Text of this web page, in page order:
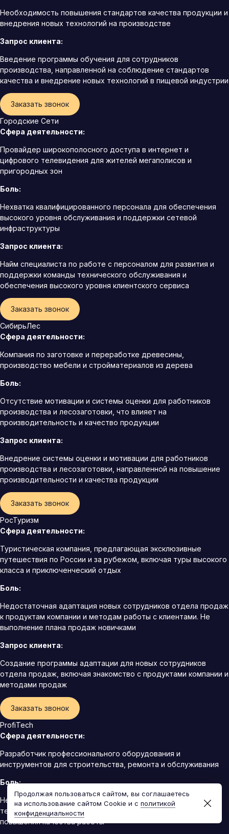
Необходимость повышения стандартов качества продукции и
внедрения новых технологий на производстве
Запрос клиента:
Введение программы обучения для сотрудников
производства, направленной на соблюдение стандартов
качества и внедрение новых технологий в пищевой индустрии
Заказать звонок
Городские Сети
Сфера деятельности:
Провайдер широкополосного доступа в интернет и
цифрового телевидения для жителей мегаполисов и
пригородных зон
Боль:
Нехватка квалифицированного персонала для обеспечения
высокого уровня обслуживания и поддержки сетевой
инфраструктуры
Запрос клиента:
Найм специалиста по работе с персоналом для развития и
поддержки команды технического обслуживания и
обеспечения высокого уровня клиентского сервиса
Заказать звонок
СибирьЛес
Сфера деятельности:
Компания по заготовке и переработке древесины,
производство мебели и стройматериалов из дерева
Боль:
Отсутствие мотивации и системы оценки для работников
производства и лесозаготовки, что влияет на
производительность и качество продукции
Запрос клиента:
Внедрение системы оценки и мотивации для работников
производства и лесозаготовки, направленной на повышение
производительности и качества продукции
Заказать звонок
РосТуризм
Сфера деятельности:
Туристическая компания, предлагающая эксклюзивные
путешествия по России и за рубежом, включая туры высокого
класса и приключенческий отдых
Боль:
Недостаточная адаптация новых сотрудников отдела продаж
к продуктам компании и методам работы с клиентами. Не
выполнение плана продаж новичками
Запрос клиента:
Создание программы адаптации для новых сотрудников
отдела продаж, включая знакомство с продуктами компании и
методами продаж
Заказать звонок
ProfiTech
Сфера деятельности:
Разработчик профессионального оборудования и
инструментов для строительства, ремонта и обслуживания
Боль:
Необходимость обучения технического персонала новым
технологиям и стандартам в строительстве и ремонте для
повышения качества работы
Продолжая пользоваться сайтом, вы соглашаетесь
на использование сайтом Cookie и с политикой
конфиденциальности